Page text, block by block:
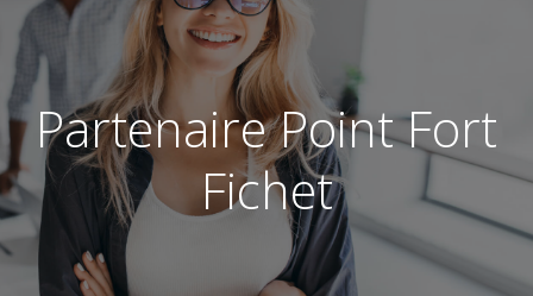
Partenaire Point Fort
Fichet